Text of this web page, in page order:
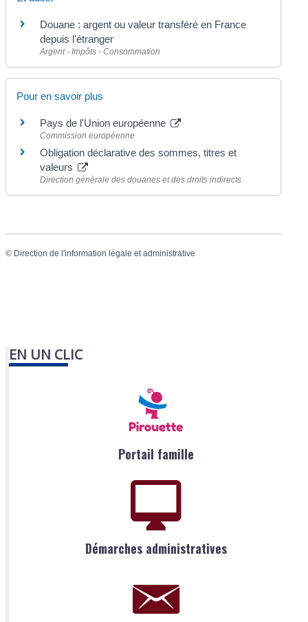
Douane : argent ou valeur transféré en France
depuis l'étranger
Argent - Impôts - Consommation
Pour en savoir plus
Pays de l'Union européenne
Commission européenne
Obligation déclarative des sommes, titres et
valeurs
Direction générale des douanes et des droits indirects
© Direction de l'information légale et administrative
EN UN CLIC
Portail famille
Démarches administratives